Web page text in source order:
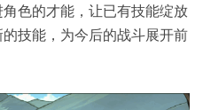
色的才能，让已有技能绽放
技能，为今后的战斗展开前